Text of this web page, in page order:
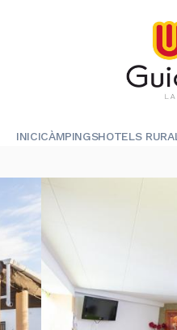
INICICÀMPINGSHOTELS